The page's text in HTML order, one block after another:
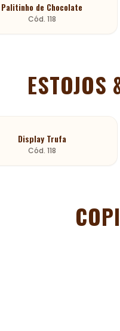
Palitinho de Chocolate
Cód. 118
ESTOJOS
Display Trufa
Cód. 118